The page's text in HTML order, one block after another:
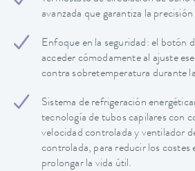
avanzada que garantiza la
Enfoque en la seguridad: el botón
acceder cómodamente al ajuste
contra sobretemperatura durante
Sistema de refrigeración
tecnología de tubos capilares con
velocidad controlada y ventilador
controlada, para reducir los costes
prolongar la vida útil.